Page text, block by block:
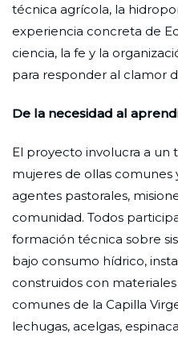
técnica agrícola, la
experiencia concreta de
ciencia, la fe y la
para responder al clamor
De la necesidad al
El proyecto involucra a un
mujeres de ollas
agentes pastorales,
comunidad. Todos
formación técnica sobre
bajo consumo hídrico,
construidos con
comunes de la Capilla
lechugas, acelgas,